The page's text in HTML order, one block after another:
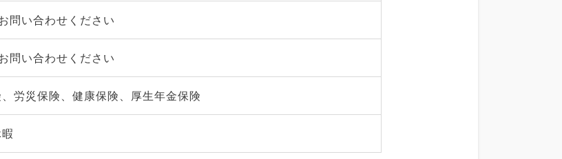
問い合わせください
問い合わせください
労災保険、健康保険、厚生年金保険